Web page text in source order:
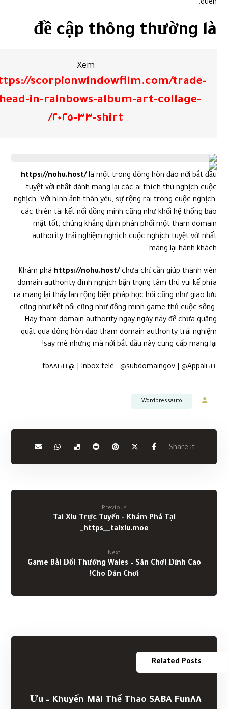
quên.
đề cập thông thường là
Xem
scorpionwindowfilm.com/trade-
in-rainbows-album-art-collage-
shirt-٣٣-٢٠٢٥/
https://nohu.host/là một trong đông hòn đảo nới bắt đầu
tuyệt vời nhất dành mang lại các ai thích thú nghịch cuộc
nghịch. Với hình ảnh thân yêu, sự rộng rãi trong cuộc nghịch,
các thiên tài kết nối đồng minh cũng như khối hệ thống bảo
mật tốt, chúng khẳng định phân phối một tham domain
authority trải nghiệm nghịch cuộc nghịch tuyệt vời nhất
mang lại hành khách.
Khám phá https://nohu.host/chưa chỉ cần giúp thành viên
domain authority đình nghịch bận trọng tâm thú vui kế phía
ra mang lại thấy lan rộng biện pháp học hỏi cũng như giao lưu
cũng như kết nối cũng như đồng minh game thủ cuộc sống.
Hãy tham domain authority ngay ngày nay để chưa quăng
quật qua đông hòn đảo tham domain authority trải nghiệm
say mê nhưng mà nới bắt đầu này cung cấp mang lại!
Inbox tele : @subdomaingov | @Appal٢٠٢٤ | @fb٨٨٢٠٢٤
Wordpressauto
Previous
Tai Xiu Trực Tuyến – Khám Phá Tại
https__taixiu.moe_
Next
Game Bài Đổi Thưởng Wales – Sân Chơi Đỉnh Cao
Cho Dân Chơi!
Related Posts
Khuyến Mãi Thể Thao SABA Fun٨٨ – Ưu